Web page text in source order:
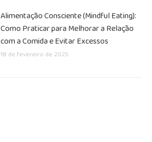
Alimentação Consciente (Mindful Eating):
Como Praticar para Melhorar a Relação
com a Comida e Evitar Excessos
18 de fevereiro de 2025